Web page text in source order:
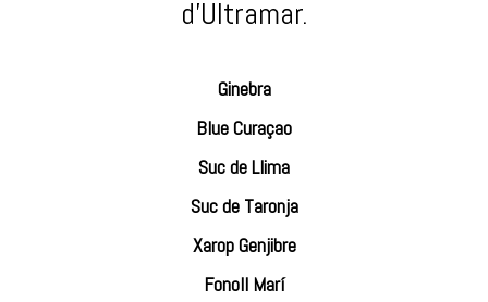
d’Ultramar.
Ginebra
Blue Curaçao
Suc de Llima
Suc de Taronja
Xarop Genjibre
Fonoll Marí